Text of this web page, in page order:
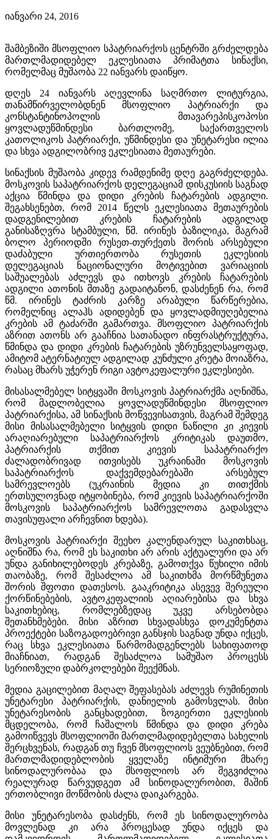
იანვარი 24, 2016
შამბეზიში მსოფლიო სპატრიარქოს ცენტრში გრძელდება
მართლმადიდებელ ეკლესიათა პრიმატთა სინაქსი,
რომელმაც მუშაობა 22 იანვარს დაიწყო.
დღეს 24 იანვარს აღევლინა საღმრთო ლიტურგია,
თანამწირველობდნენ მსოფლიო პატრიარქი და
კონსტანტინოპოლის მთავარეპისკოპოსი
ყოვლადუწმინდესი ბართლომე, საქართველოს
კათოლიკოს პატრიარქი, უწმინდესი და უნეტარესი ილია
და სხვა ადგილობრივ ეკლესიათა მეთაურები.
სინაქსის მუშაობა კიდევ რამდენიმე დღე გაგრძელდება.
მოსკოვის საპატრიარქოს დელეგაციამ დისკუსიის საგნად
აქცია წმინდა და დიდი კრების ჩატარების ადგილი.
შეგახსენებთ, რომ 2014 წელს ეკლესიათა მეთაურების
დადგენილებით კრების ჩატარების ადგილად
განისაზღვრა სტამბული, წმ. ირინეს ბაზილიკა, მაგრამ
ბოლო პერიოდში რუსეთ-თურქეთს შორის არსებული
დაძაბული ურთიერთობა რუსეთის ეკლესიის
დელეგაციას ნაციონალური მოტივებით ვარიაციის
საშუალებას აძლევს და ითხოვს კრების ჩატარების
ადგილი ათონის მთაზე გადაიტანონ, დასძენენ რა, რომ
წმ. ირინეს ტაძრის კარზე არაბული წარწერებია,
რომელნიც ალაჰს ადიდებენ და ყოვლადმიუღებელია
კრების ამ ტაძარში გამართვა. მსოფლიო პატრიარქის
აზრით ათონს არ გააჩნია სათანადო ინფრასტრუქტურა,
წმინდა და დიდი კრების ჩატარების უზრუნველსაყოფად,
ამიტომ ატერნატიულ ადგილად კუნძული კრეტა მოიაზრა,
რასაც მხარს უჭერენ რიგი ავტოკეფალური ეკლესიები.
მისასალმებელ სიტყვაში მოსკოვის პატრიარქმა აღნიშნა,
რომ მადლობელია ყოვლადუწმინდესი მსოფლიო
პატრიარქისა, ამ სინაქსის მოწვევისათვის, მაგრამ შემდეგ
მისი მისასალმებელი სიტყვის დიდი ნაწილი კი კიევის
არაღიარებული საპატრიარქოს კრიტიკას დაუთმო,
პატრიარქის თქმით კიევის საპატრიარქო
ძალადობრივად ითვისებს უკრაინაში მოსკოვის
საპატრიარქოს დაქვემდებარებაში არსებულ
სამრევლოებს (უკრაინის მედია კი თითქმის
ერთსულოვნად იტყობინება, რომ კიევის საპატრიარქოში
მოსკოვის საპატრიარქოს სამრევლოთა გადასვლა
თავისუფალი არჩევნით ხდება).
მოსკოვის პატრიარქი შეეხო კალენდარულ საკითხსაც,
აღნიშნა რა, რომ ეს საკითხი არ არის აქტუალური და არ
უნდა განიხილებოდეს კრებაზე, გამოთქვა წუხილი იმის
თაობაზე, რომ შესაძლოა ამ საკითხმა მორწმუნეთა
შორის შფოთი დათესოს. გააკრიტიკა ასევევ შერეული
ქორწინებების, ავტოკეფალიის აღიარებისა და სხვა
საკითხებიც, რომლებზედაც უკვე არსებობდა
შეთანხმებები. მისი აზრით სხვადასხვა დოკუმენტთა
პროექტები საზოგადოებრივი განსჯის საგნად უნდა იქცეს,
რაც სხვა ეკლესიათა წარმომადგენლებს სახიფათოდ
მიაჩნიათ, რადგან შესაძლოა სამუშაო პროცესს
სერიოზული დაბრკოლებები შეექმნას.
მედია გაცილებით მაღალ შეფასებას აძლევს რუმინეთის
უნეტარესი პატრიარქის, დანიელის გამოსვლას. მისი
უნეტარესობის განცხადებით, ზოგიერთი ეკლესიის
მცდელობა, რომ ჩაშალოს წმინდა და დიდი კრება
გამოიწვევს მსოფლიოში მართლმადიდებელთა სახელის
შერცხვენას, რადგან თუ ჩვენ მსოფლიოს ვეუბნებით, რომ
მართლმადიდებლობის ყველაზე ინტიმური მხარე
სინოდალურობაა და მსოფლიოს არ შეგვიძლია
რეალურად წარვუდგეთ ამ სინოდალურობით, მაშინ
ერთობლივი მოწმობის ძალა დაიკარგება.
მისი უნეტარესობა დასძენს, რომ ეს სინოდალურობა
მოვლენად კი არა პროცესად უნდა იქცეს და